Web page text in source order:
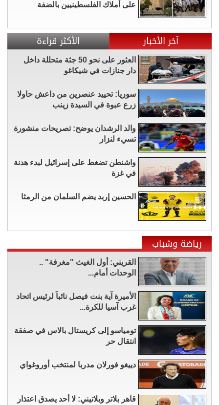
على أملاك الفلسطينيين بالضفة
آخر الأخبار الأكثر قراءة
العثور على نحو 50 جثة متحللة داخل
دار جنازات في شيكاغو
سوريا: تحييد عنصرين من داعش حاولا
زرع عبوة في السيدة زينب
والد الرشدان يوضح: تصريحات منشورة
تسيء لنزار
واشنطن تضغط على إسرائيل لبدء هدنة
في غزة
الحسين إربد يضم السلمان من الرمثا
رياضة وشباب
القريني: أول الغيث "مغرفة" ..
الوحدات أمام...
الأميرة آية بنت فيصل نائباً لرئيس اتحاد
غرب آسيا للكرة...
تومياسو إلى كريستال بالاس في صفقة
انتقال حر
دييغو فورلان مدربا لمنتخب أوروغواي
قاهر بلاتر وبلاتيني: لا أحد يصدق اعتذار